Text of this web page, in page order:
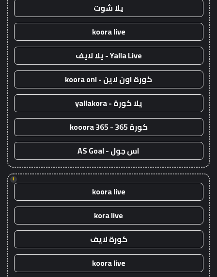
يلا شوت
koora live
Yalla Live - يلا لايف
كورة اون لاين - koora onl
يلا كورة - yallakora
كورة 365 - kooora 365
اس جول - AS Goal
!
koora live
kora live
كورة لايف
koora live